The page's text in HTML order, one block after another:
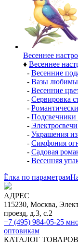
Весеннее
♦ Весеннее
- Весенние
- Вазы
- Весенние
- Сервировка
-
- Подсвечники
- Электросвечи
- Украшения
- Симфония
- Садовая
- Весенняя
Ёлка по параметрам
АДРЕС
115230, Москва,
проезд, д.3, с.2
+7 (495) 984-05-25
оптовикам
КАТАЛОГ ТОВАРОВ